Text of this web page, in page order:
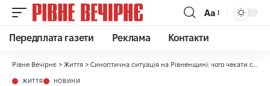
Аа
Передплата газети Реклама Контакти
Рівне Вечірнє > Життя > Синоптична ситуація на Рівненщині: чого чекати сьогодні
ЖИТТЯ НОВИНИ